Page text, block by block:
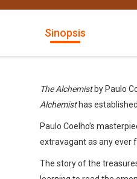
Sinopsis
The Alchemistby Paulo
Alchemisthas
Paulo Coelho’s
extravagant as any ever
The story of the